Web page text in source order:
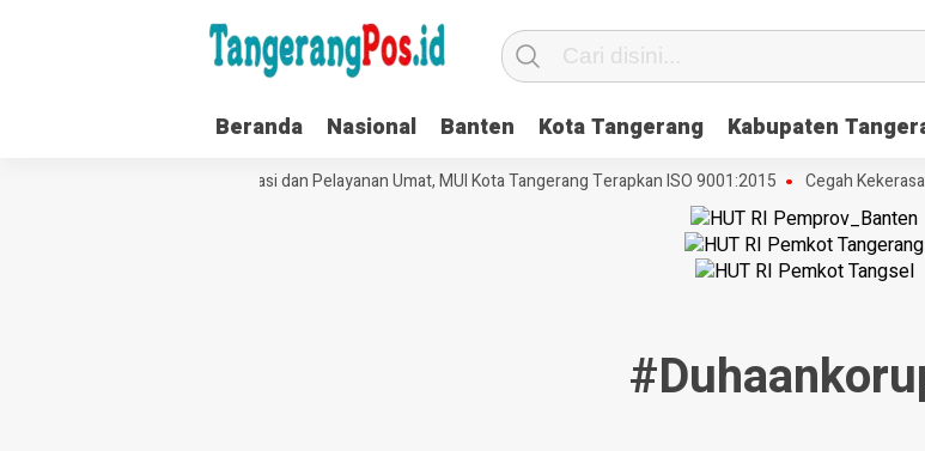
Beranda Nasional Banten Kota Tangerang Kabupaten
Perkuat Tata Kelola Organisasi dan Pelayanan Umat, MUI Kota Tangerang Terapkan ISO 9001:2015 Cegah Kekerasan